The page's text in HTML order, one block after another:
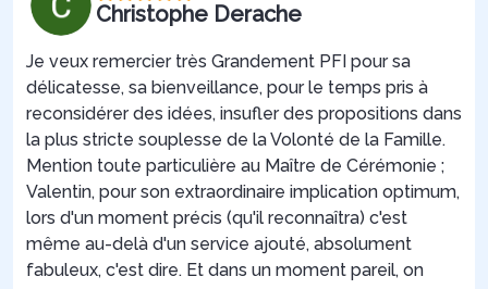
Christophe Derache
Je veux remercier très Grandement PFI pour sa
délicatesse, sa bienveillance, pour le temps pris à
reconsidérer des idées, insufler des propositions dans
la plus stricte souplesse de la Volonté de la Famille.
Mention toute particulière au Maître de Cérémonie ;
Valentin, pour son extraordinaire implication optimum,
lors d'un moment précis (qu'il reconnaîtra) c'est
même au-delà d'un service ajouté, absolument
fabuleux, c'est dire. Et dans un moment pareil, on